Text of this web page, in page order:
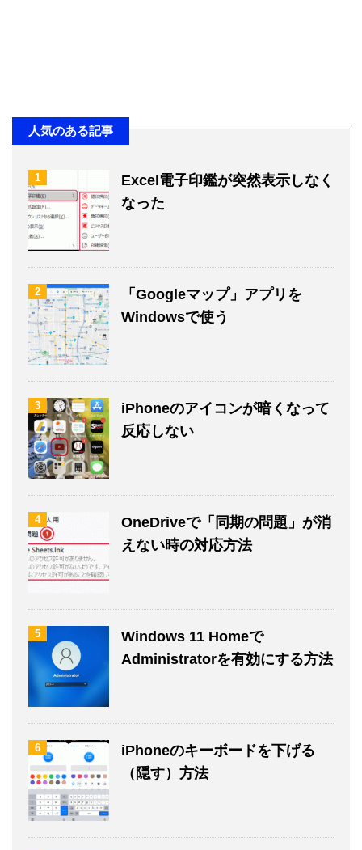
人気のある記事
1
Excel電子印鑑が突然表示しなく
なった
2
「Googleマップ」アプリを
Windowsで使う
3
iPhoneのアイコンが暗くなって
反応しない
4
OneDriveで「同期の問題」が消
えない時の対応方法
5
Windows 11 Homeで
Administratorを有効にする方法
6
iPhoneのキーボードを下げる
（隠す）方法